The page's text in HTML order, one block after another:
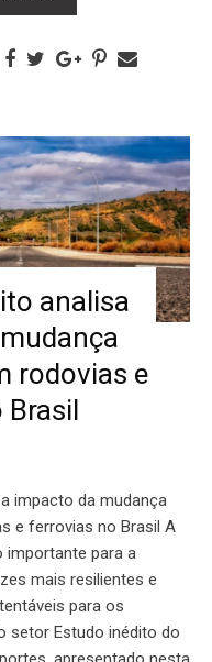
analisa
rodovias e
Brasil
impacto da mudança
e ferrovias no Brasil A
importante para a
mais resilientes e
para os
setor Estudo inédito do